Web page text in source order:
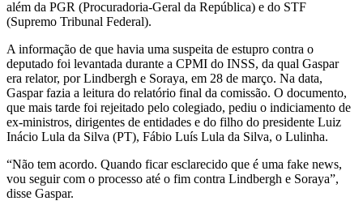
além da PGR (Procuradoria-Geral da República) e do STF
(Supremo Tribunal Federal).
A informação de que havia uma suspeita de estupro contra o
deputado foi levantada durante a CPMI do INSS, da qual Gaspar
era relator, por Lindbergh e Soraya, em 28 de março. Na data,
Gaspar fazia a leitura do relatório final da comissão. O documento,
que mais tarde foi rejeitado pelo colegiado, pediu o indiciamento de
ex-ministros, dirigentes de entidades e do filho do presidente Luiz
Inácio Lula da Silva (PT), Fábio Luís Lula da Silva, o Lulinha.
“Não tem acordo. Quando ficar esclarecido que é uma fake news,
vou seguir com o processo até o fim contra Lindbergh e Soraya”,
disse Gaspar.